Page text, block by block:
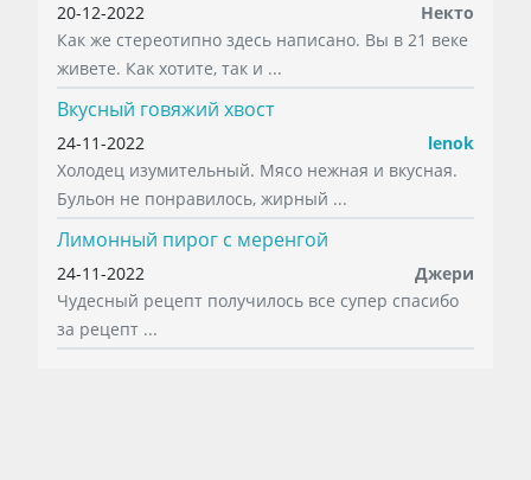
20-12-2022
Некто
Как же стереотипно здесь написано. Вы в 21 веке
живете. Как хотите, так и ...
Вкусный говяжий хвост
24-11-2022
lenok
Холодец изумительный. Мясо нежная и вкусная.
Бульон не понравилось, жирный ...
Лимонный пирог с меренгой
24-11-2022
Джери
Чудесный рецепт получилось все супер спасибо
за рецепт ...